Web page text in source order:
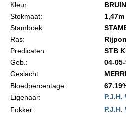
Statuten en reglementen
Algemeen
Paardenpaspoort aanvragen
Kleur:
BRUIN
Stokmaat:
1,47m
Stamboek:
Ras:
Predicaten:
STB
Geb.:
04-
Geslacht:
Bloedpercentage:
Eigenaar:
P.J.H.
Fokker:
P.J.H.